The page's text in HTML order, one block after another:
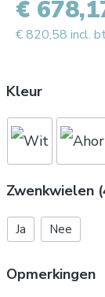
Kleur
Zwenkwielen
Ja Nee
Opmerkingen
€
€ 820,58 incl.